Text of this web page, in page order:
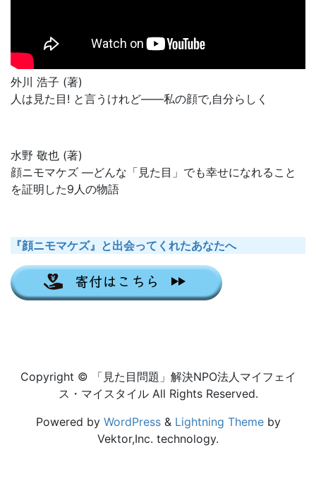
外川 浩子 (著)
人は見た目! と言うけれど――私の顔で,自分らしく
水野 敬也 (著)
顔ニモマケズ ―どんな「見た目」でも幸せになれること
を証明した9人の物語
『顔ニモマケズ』と出会ってくれたあなたへ
Copyright © 「見た目問題」解決NPO法人マイフェイ
ス・マイスタイル All Rights Reserved.
Powered by WordPress& Lightning Themeby
Vektor,Inc. technology.